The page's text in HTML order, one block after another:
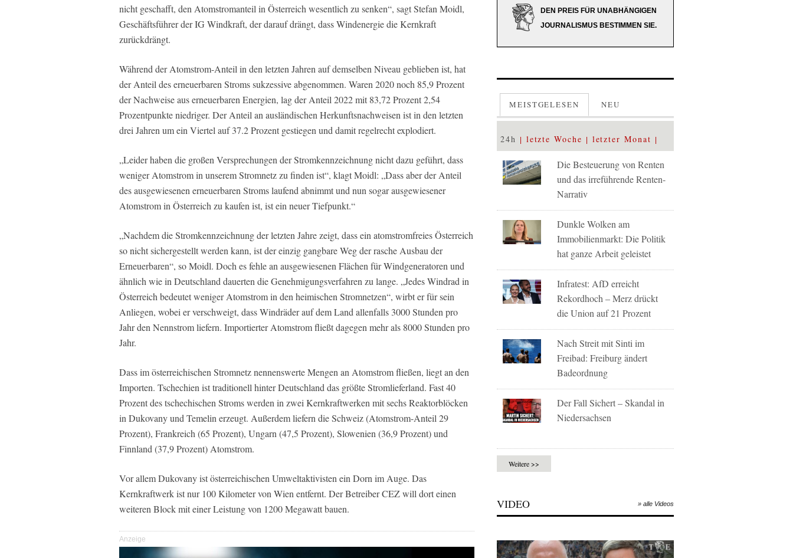
nicht geschafft, den Atomstromanteil in Österreich wesentlich zu senken“, sagt Stefan Moidl,
Geschäftsführer der IG Windkraft, der darauf drängt, dass Windenergie die Kernkraft
zurückdrängt.
Während der Atomstrom-Anteil in den letzten Jahren auf demselben Niveau geblieben ist, hat
der Anteil des erneuerbaren Stroms sukzessive abgenommen. Waren 2020 noch 85,9 Prozent
der Nachweise aus erneuerbaren Energien, lag der Anteil 2022 mit 83,72 Prozent 2,54
Prozentpunkte niedriger. Der Anteil an ausländischen Herkunftsnachweisen ist in den letzten
drei Jahren um ein Viertel auf 37.2 Prozent gestiegen und damit regelrecht explodiert.
„Leider haben die großen Versprechungen der Stromkennzeichnung nicht dazu geführt, dass
weniger Atomstrom in unserem Stromnetz zu finden ist“, klagt Moidl: „Dass aber der Anteil
des ausgewiesenen erneuerbaren Stroms laufend abnimmt und nun sogar ausgewiesener
Atomstrom in Österreich zu kaufen ist, ist ein neuer Tiefpunkt.“
„Nachdem die Stromkennzeichnung der letzten Jahre zeigt, dass ein atomstromfreies Österreich
so nicht sichergestellt werden kann, ist der einzig gangbare Weg der rasche Ausbau der
Erneuerbaren“, so Moidl. Doch es fehle an ausgewiesenen Flächen für Windgeneratoren und
ähnlich wie in Deutschland dauerten die Genehmigungsverfahren zu lange. „Jedes Windrad in
Österreich bedeutet weniger Atomstrom in den heimischen Stromnetzen“, wirbt er für sein
Anliegen, wobei er verschweigt, dass Windräder auf dem Land allenfalls 3000 Stunden pro
Jahr den Nennstrom liefern. Importierter Atomstrom fließt dagegen mehr als 8000 Stunden pro
Jahr.
Dass im österreichischen Stromnetz nennenswerte Mengen an Atomstrom fließen, liegt an den
Importen. Tschechien ist traditionell hinter Deutschland das größte Stromlieferland. Fast 40
Prozent des tschechischen Stroms werden in zwei Kernkraftwerken mit sechs Reaktorblöcken
in Dukovany und Temelin erzeugt. Außerdem liefern die Schweiz (Atomstrom-Anteil 29
Prozent), Frankreich (65 Prozent), Ungarn (47,5 Prozent), Slowenien (36,9 Prozent) und
Finnland (37,9 Prozent) Atomstrom.
Vor allem Dukovany ist österreichischen Umweltaktivisten ein Dorn im Auge. Das
Kernkraftwerk ist nur 100 Kilometer von Wien entfernt. Der Betreiber CEZ will dort einen
weiteren Block mit einer Leistung von 1200 Megawatt bauen.
Anzeige
DEN PREIS FÜR UNABHÄNGIGEN
JOURNALISMUS BESTIMMEN SIE.
MEISTGELESEN NEU
24h letzte Woche letzter Monat
Die Besteuerung von Renten
und das irreführende Renten-
Narrativ
Dunkle Wolken am
Immobilienmarkt: Die Politik
hat ganze Arbeit geleistet
Infratest: AfD erreicht
Rekordhoch – Merz drückt
die Union auf 21 Prozent
Nach Streit mit Sinti im
Freibad: Freiburg ändert
Badeordnung
Der Fall Sichert – Skandal in
Niedersachsen
Weitere >>
VIDEO » alle Videos